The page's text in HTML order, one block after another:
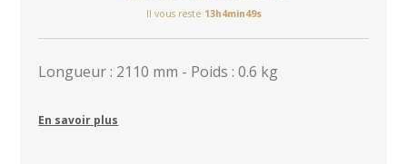
Il vous reste 13h4min49s
Longueur : 2110 mm - Poids : 0.6 kg
En savoir plus